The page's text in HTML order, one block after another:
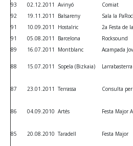
93
02.12.2011 Avinyó Comiat
92
19.11.2011 Balsareny
Sala la
91
10.09.2011 Hostalric 2a Festa de
91
05.08.2011 Barcelona Rocksound
89
16.07.2011 Montblanc Acampada
88 15.07.2011 Sopela (Bizkaia)
87 23.01.2011 Terrassa Consulta
86 04.09.2010 Artés Festa Major
85 20.08.2010 Taradell Festa Major